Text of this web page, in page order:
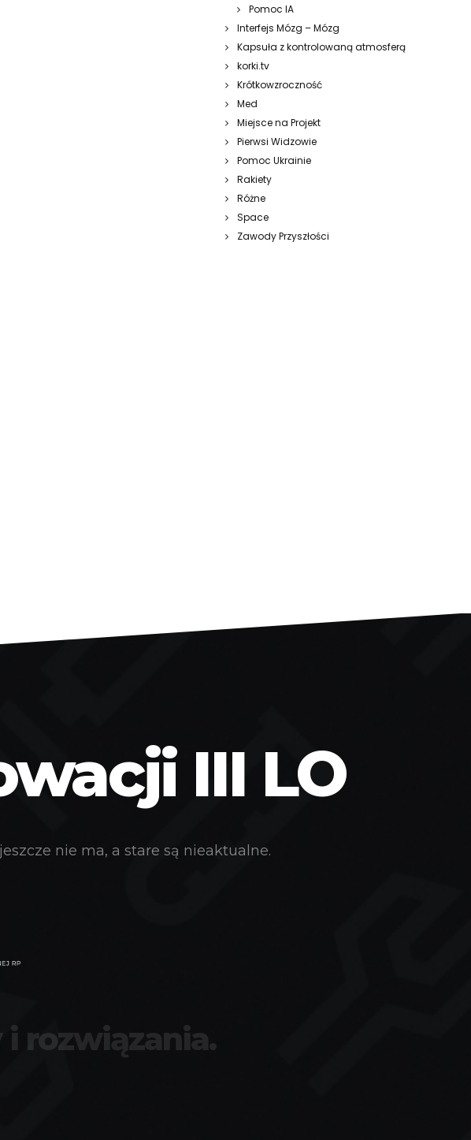
Pomoc IA
Interfejs Mózg – Mózg
Kapsuła z kontrolowaną atmosferą
korki.tv
Krótkowzroczność
Med
Miejsce na Projekt
Pierwsi Widzowie
Pomoc Ukrainie
Rakiety
Różne
Space
Zawody Przyszłości
III LO
nie ma, a stare są nieaktualne.
i rozwiązania.